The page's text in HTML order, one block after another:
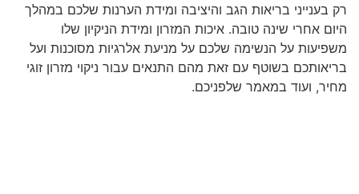
רק בענייני בריאות הגב והיציבה ומידת הערנות שלכם במהלך
היום אחרי שינה טובה. איכות המזרון ומידת הניקיון שלו
משפיעות על הנשימה שלכם על מניעת אלרגיות מסוכנות ועל
בריאותכם בשוטף עם זאת מהם התנאים עבור ניקוי מזרון זוגי
מחיר, ועוד במאמר שלפניכם.